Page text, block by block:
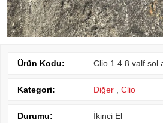
Ürün Kodu: Clio 1.4 8 valf sol
Kategori: Diğer Clio
Durumu: İkinci El